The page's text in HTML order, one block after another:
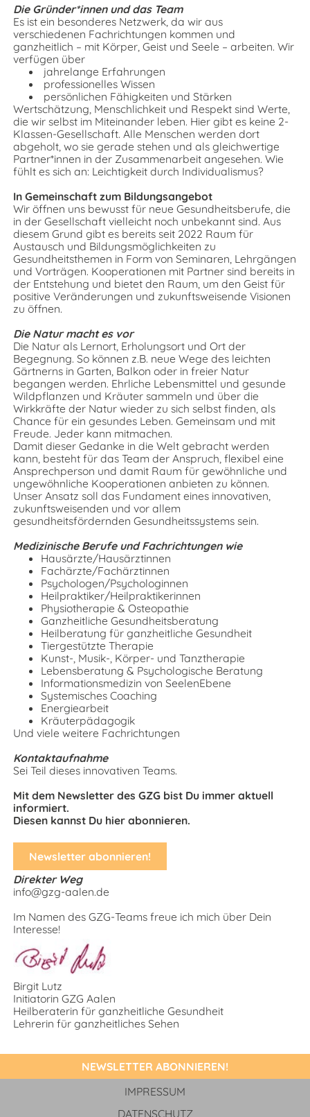
Die Gründer*innen und das Team
Es ist ein besonderes Netzwerk, da wir aus
verschiedenen Fachrichtungen kommen und
ganzheitlich – mit Körper, Geist und Seele – arbeiten. Wir
verfügen über
jahrelange Erfahrungen
professionelles Wissen
persönlichen Fähigkeiten und Stärken
Wertschätzung, Menschlichkeit und Respekt sind Werte,
die wir selbst im Miteinander leben. Hier gibt es keine 2-
Klassen-Gesellschaft. Alle Menschen werden dort
abgeholt, wo sie gerade stehen und als gleichwertige
Partner*innen in der Zusammenarbeit angesehen. Wie
fühlt es sich an: Leichtigkeit durch Individualismus?
In Gemeinschaft zum Bildungsangebot
Wir öffnen uns bewusst für neue Gesundheitsberufe, die
in der Gesellschaft vielleicht noch unbekannt sind. Aus
diesem Grund gibt es bereits seit 2022 Raum für
Austausch und Bildungsmöglichkeiten zu
Gesundheitsthemen in Form von Seminaren, Lehrgängen
und Vorträgen. Kooperationen mit Partner sind bereits in
der Entstehung und bietet den Raum, um den Geist für
positive Veränderungen und zukunftsweisende Visionen
zu öffnen.
Die Natur macht es vor
Die Natur als Lernort, Erholungsort und Ort der
Begegnung. So können z.B. neue Wege des leichten
Gärtnerns in Garten, Balkon oder in freier Natur
begangen werden. Ehrliche Lebensmittel und gesunde
Wildpflanzen und Kräuter sammeln und über die
Wirkkräfte der Natur wieder zu sich selbst finden, als
Chance für ein gesundes Leben. Gemeinsam und mit
Freude. Jeder kann mitmachen.
Damit dieser Gedanke in die Welt gebracht werden
kann, besteht für das Team der Anspruch, flexibel eine
Ansprechperson und damit Raum für gewöhnliche und
ungewöhnliche Kooperationen anbieten zu können.
Unser Ansatz soll das Fundament eines innovativen,
zukunftsweisenden und vor allem
gesundheitsfördernden Gesundheitssystems sein.
Medizinische Berufe und Fachrichtungen wie
Hausärzte/Hausärztinnen
Fachärzte/Fachärztinnen
Psychologen/Psychologinnen
Heilpraktiker/Heilpraktikerinnen
Physiotherapie & Osteopathie
Ganzheitliche Gesundheitsberatung
Heilberatung für ganzheitliche Gesundheit
Tiergestützte Therapie
Kunst-, Musik-, Körper- und Tanztherapie
Lebensberatung & Psychologische Beratung
Informationsmedizin von SeelenEbene
Systemisches Coaching
Energiearbeit
Kräuterpädagogik
Und viele weitere Fachrichtungen
Kontaktaufnahme
Sei Teil dieses innovativen Teams.
Mit dem Newsletter des GZG bist Du immer aktuell
informiert.
Diesen kannst Du hier abonnieren.
Newsletter abonnieren!
Direkter Weg
info@gzg-aalen.de
Im Namen des GZG-Teams freue ich mich über Dein
Interesse!
Birgit Lutz
Initiatorin GZG Aalen
Heilberaterin für ganzheitliche Gesundheit
Lehrerin für ganzheitliches Sehen
NEWSLETTER ABONNIEREN!
IMPRESSUM
DATENSCHUTZ